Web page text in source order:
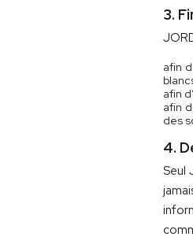
3.
afin
afin
afin
des
4.
Seul